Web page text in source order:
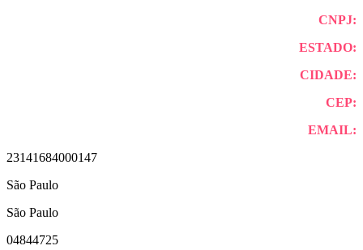
CNPJ:
ESTADO:
CIDADE:
CEP:
EMAIL:
23141684000147
São Paulo
São Paulo
04844725